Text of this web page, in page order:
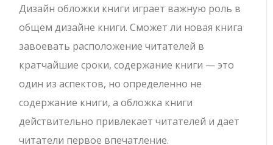
Дизайн обложки книги играет важную роль в
общем дизайне книги. Сможет ли новая книга
завоевать расположение читателей в
кратчайшие сроки, содержание книги — это
один из аспектов, но определенно не
содержание книги, а обложка книги
действительно привлекает читателей и дает
читатели первое впечатление.